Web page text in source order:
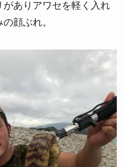
ありアワセを軽く入れ
顔ぶれ。